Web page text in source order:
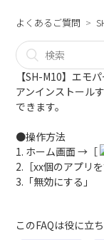
よくあるご質問
【SH-M10】エモ
アンインストール
できます。
●操作方法
1. ホーム画面 →［
2.［xx個のアプリ
3.「無効にする」
このFAQは役に立